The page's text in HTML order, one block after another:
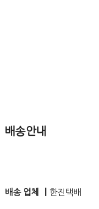
배송안내
배송 업체 ㅣ 한진택배